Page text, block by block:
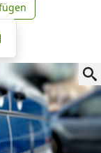
Google
auf Telegram
X